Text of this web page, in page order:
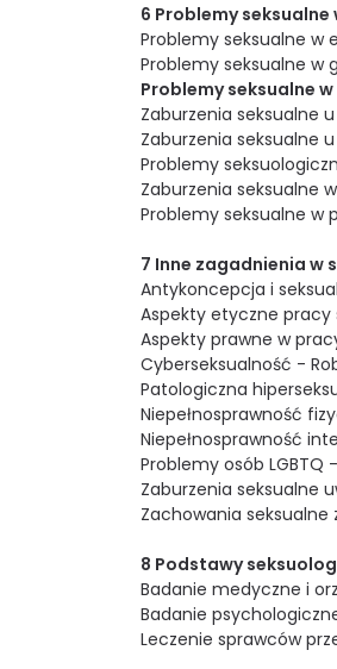
6 Problemy
Problemy seksualne w
Problemy seksualne w
Problemy seksualne
Zaburzenia seksualne
Zaburzenia seksualne
Problemy
Zaburzenia seksualne
Problemy seksualne w
7 Inne zagadnienia w
Antykoncepcja i
Aspekty etyczne pracy
Aspekty prawne w
Cyberseksualność -
Patologiczna
Niepełnosprawność
Niepełnosprawność
Problemy osób LGBTQ
Zaburzenia seksualne
Zachowania seksualne
8 Podstawy
Badanie medyczne i
Badanie
Leczenie sprawców